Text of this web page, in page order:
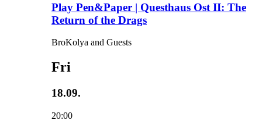
Play Pen&Paper | Questhaus Ost II: The
Return of the Drags
BroKolya and Guests
Fri
18.09.
20:00